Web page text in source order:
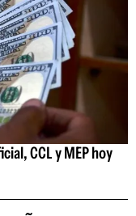
CCL y MEP hoy